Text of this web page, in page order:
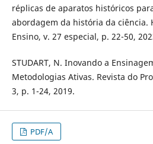
réplicas de aparatos históricos
abordagem da história da ciência.
Ensino, v. 27 especial, p. 22-50,
STUDART, N. Inovando a
Metodologias Ativas. Revista do
3, p. 1-24, 2019.
PDF/A